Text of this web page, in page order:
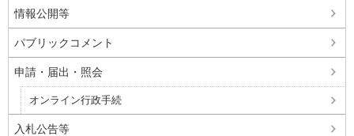
情報公開等
パブリックコメント
申請・届出・照会
オンライン行政手続
入札公告等